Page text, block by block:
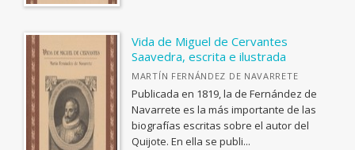
<Genérica>
ANTOLOGÍAS (NO POÉTICAS)
APLICACIONES GRÁFICAS Y MULTIMEDIA
ARQUEOLOGÍA
CATÁLOGOS PDF
Guía de Estilo para la Edición
Vida de Miguel de Cervantes
Saavedra, escrita e ilustrada
MARTÍN FERNÁNDEZ DE NAVARRETE
Publicada en 1819, la de Fernández de
Navarrete es la más importante de las
biografías escritas sobre el autor del
Quijote. En ella se publi...